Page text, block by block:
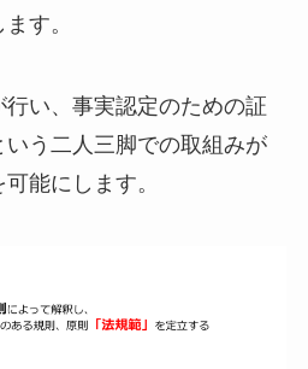
す。
い、事実認定のための証
う二人三脚での取組みが
能にします。